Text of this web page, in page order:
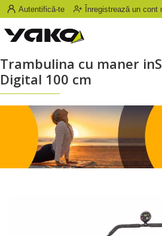
Autentifică-te Înregistrează un cont
Trambulina cu maner
Digital 100 cm